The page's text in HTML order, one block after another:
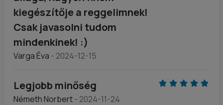
kiegészítője a reggelimnek!
Csak javasolni tudom
mindenkinek! :)
Varga Éva - 2024-12-15
Legjobb minőség
Németh Norbert- 2024-11-24